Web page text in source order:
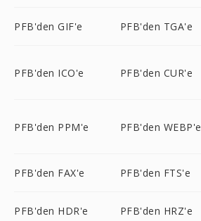
PFB'den GIF'e PFB'den TGA'e
PFB'den ICO'e PFB'den CUR'e
PFB'den PPM'e PFB'den WEBP'e
PFB'den FAX'e PFB'den FTS'e
PFB'den HDR'e PFB'den HRZ'e